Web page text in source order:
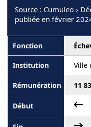
Source : Cumuleo ›
publiée en février
Ville
11